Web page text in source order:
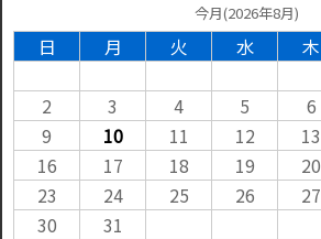
今月(2026年8月)
日 月 火 水 木
2
3 4 5 6
9
10 11 12 13
16
17 18 19 20
23
24 25 26 27
30
31